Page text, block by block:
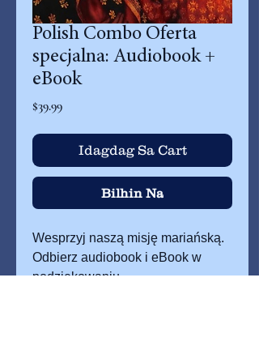
Polish Combo Oferta
specjalna: Audiobook +
eBook
$39.99Presyo
Idagdag Sa Cart
Bilhin Na
Wesprzyj naszą misję mariańską.
Odbierz audiobook i eBook w
podziękowaniu.